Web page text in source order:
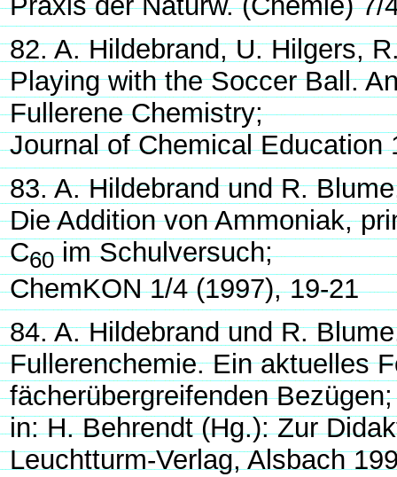
82. A. Hildebrand, U. Hilgers,
Playing with the Soccer Ball.
Fullerene Chemistry;
Journal of Chemical Education
83. A. Hildebrand und R.
Die Addition von Ammoniak,
C60im Schulversuch;
ChemKON 1/4 (1997), 19-21
84. A. Hildebrand und R.
Fullerenchemie. Ein aktuelles
fächerübergreifenden Bezügen;
in: H. Behrendt (Hg.): Zur
Leuchtturm-Verlag, Alsbach